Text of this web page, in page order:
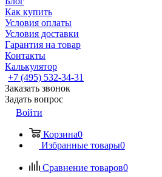
Как купить
Условия оплаты
Условия доставки
Гарантия на товар
Контакты
Калькулятор
+7 (495) 532‑34‑31
Заказать звонок
Задать вопрос
Войти
Корзина0
Избранные товары0
Сравнение товаров0